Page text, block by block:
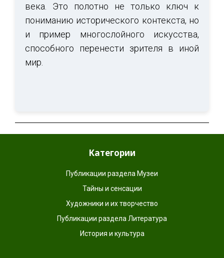
века. Это полотно не только ключ к
пониманию исторического контекста, но
и пример многослойного искусства,
способного перенести зрителя в иной
мир.
Категории
Публикации раздела Музеи
Тайны и сенсации
Художники и их творчество
Публикации раздела Литература
История и культура